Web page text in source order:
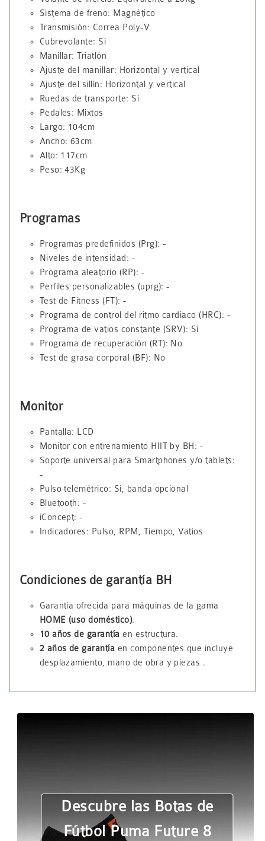
Sistema de freno: Magnético
Transmisión: Correa Poly-V
Cubrevolante: Sí
Manillar: Triatlón
Ajuste del manillar: Horizontal y vertical
Ajuste del sillín: Horizontal y vertical
Ruedas de transporte: Sí
Pedales: Mixtos
Largo: 104cm
Ancho: 63cm
Alto: 117cm
Peso: 43Kg
Programas
Programas predefinidos (Prg): -
Niveles de intensidad: -
Programa aleatorio (RP): -
Perfiles personalizables (uprg): -
Test de Fitness (FT): -
Programa de control del ritmo cardiaco (HRC): -
Programa de vatios constante (SRV): Sí
Programa de recuperación (RT): No
Test de grasa corporal (BF): No
Monitor
Pantalla: LCD
Monitor con entrenamiento HIIT by BH: -
Soporte universal para Smartphones y/o tablets:
-
Pulso telemétrico: Sí, banda opcional
Bluetooth: -
iConcept: -
Indicadores: Pulso, RPM, Tiempo, Vatios
Condiciones de garantía BH
Garantía ofrecida para máquinas de la gama
HOME (uso doméstico).
10 años de garantía en estructura.
2 años de garantía en componentes que incluye
desplazamiento, mano de obra y piezas .
Descubre las Botas de
Fútbol Puma Future 8